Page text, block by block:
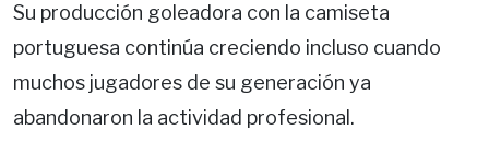
Su producción goleadora con la camiseta
portuguesa continúa creciendo incluso cuando
muchos jugadores de su generación ya
abandonaron la actividad profesional.